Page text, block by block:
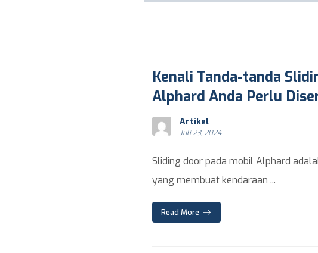
Kenali Tanda-tanda
Alphard Anda Perlu
Artikel
Juli 23, 2024
Sliding door pada mobil Alphard
yang membuat kendaraan ...
Read More